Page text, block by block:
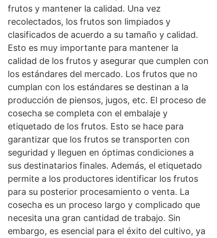
frutos y mantener la calidad. Una vez
recolectados, los frutos son limpiados y
clasificados de acuerdo a su tamaño y calidad.
Esto es muy importante para mantener la
calidad de los frutos y asegurar que cumplen con
los estándares del mercado. Los frutos que no
cumplan con los estándares se destinan a la
producción de piensos, jugos, etc. El proceso de
cosecha se completa con el embalaje y
etiquetado de los frutos. Esto se hace para
garantizar que los frutos se transporten con
seguridad y lleguen en óptimas condiciones a
sus destinatarios finales. Además, el etiquetado
permite a los productores identificar los frutos
para su posterior procesamiento o venta. La
cosecha es un proceso largo y complicado que
necesita una gran cantidad de trabajo. Sin
embargo, es esencial para el éxito del cultivo, ya